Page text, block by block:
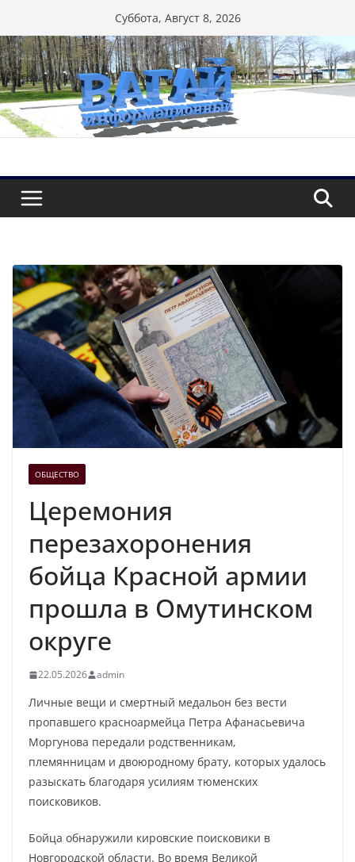
к
содержимому
Суббота, Август 8, 2026
ОБЩЕСТВО
Церемония
перезахоронения
бойца Красной армии
прошла в Омутинском
округе
22.05.2026 admin
Личные вещи и смертный медальон без вести
пропавшего красноармейца Петра Афанасьевича
Моргунова передали родственникам,
племянницам и двоюродному брату, которых удалось
разыскать благодаря усилиям тюменских
поисковиков.
Бойца обнаружили кировские поисковики в
Новгородской области. Во время Великой